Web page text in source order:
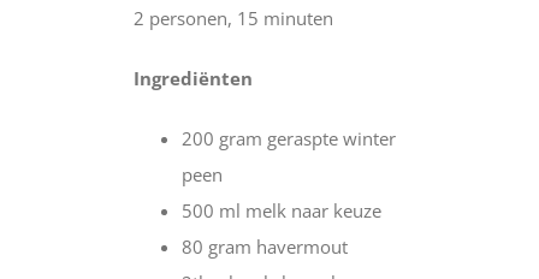
2 personen, 15 minuten
Ingrediënten
200 gram geraspte winter
peen
500 ml melk naar keuze
80 gram havermout